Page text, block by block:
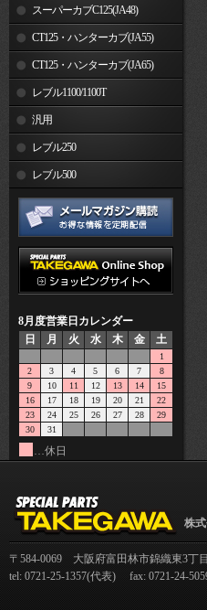
スーパーカブC125(JA48)
CT125・ハンターカブ(JA55)
CT125・ハンターカブ(JA65)
レブル1100/1100T
汎用
レブル250
レブル500
8月度営業日カレンダー
日
月 火 水 木 金 土
1
2
3 4 5 6 7
8
9
10 11 12 13 14
15
16
17 18 19 20 21
22
23
24 25 26 27 28
29
30
31
…休日
株
〒584-0069 大阪府富田林市錦織東3丁
tel: 0721-25-1357(代表) fax: 0721-24-